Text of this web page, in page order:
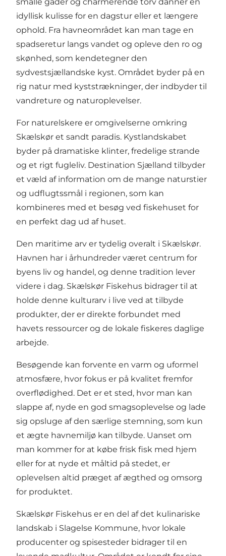
smalle gader og charmerende torv danner en
idyllisk kulisse for en dagstur eller et længere
ophold. Fra havneområdet kan man tage en
spadseretur langs vandet og opleve den ro og
skønhed, som kendetegner den
sydvestsjællandske kyst. Området byder på en
rig natur med kyststrækninger, der indbyder til
vandreture og naturoplevelser.
For naturelskere er omgivelserne omkring
Skælskør et sandt paradis. Kystlandskabet
byder på dramatiske klinter, fredelige strande
og et rigt fugleliv. Destination Sjælland tilbyder
et væld af information om de mange naturstier
og udflugtssmål i regionen, som kan
kombineres med et besøg ved fiskehuset for
en perfekt dag ud af huset.
Den maritime arv er tydelig overalt i Skælskør.
Havnen har i århundreder været centrum for
byens liv og handel, og denne tradition lever
videre i dag. Skælskør Fiskehus bidrager til at
holde denne kulturarv i live ved at tilbyde
produkter, der er direkte forbundet med
havets ressourcer og de lokale fiskeres daglige
arbejde.
Besøgende kan forvente en varm og uformel
atmosfære, hvor fokus er på kvalitet fremfor
overflødighed. Det er et sted, hvor man kan
slappe af, nyde en god smagsoplevelse og lade
sig opsluge af den særlige stemning, som kun
et ægte havnemiljø kan tilbyde. Uanset om
man kommer for at købe frisk fisk med hjem
eller for at nyde et måltid på stedet, er
oplevelsen altid præget af ægthed og omsorg
for produktet.
Skælskør Fiskehus er en del af det kulinariske
landskab i Slagelse Kommune, hvor lokale
producenter og spisesteder bidrager til en